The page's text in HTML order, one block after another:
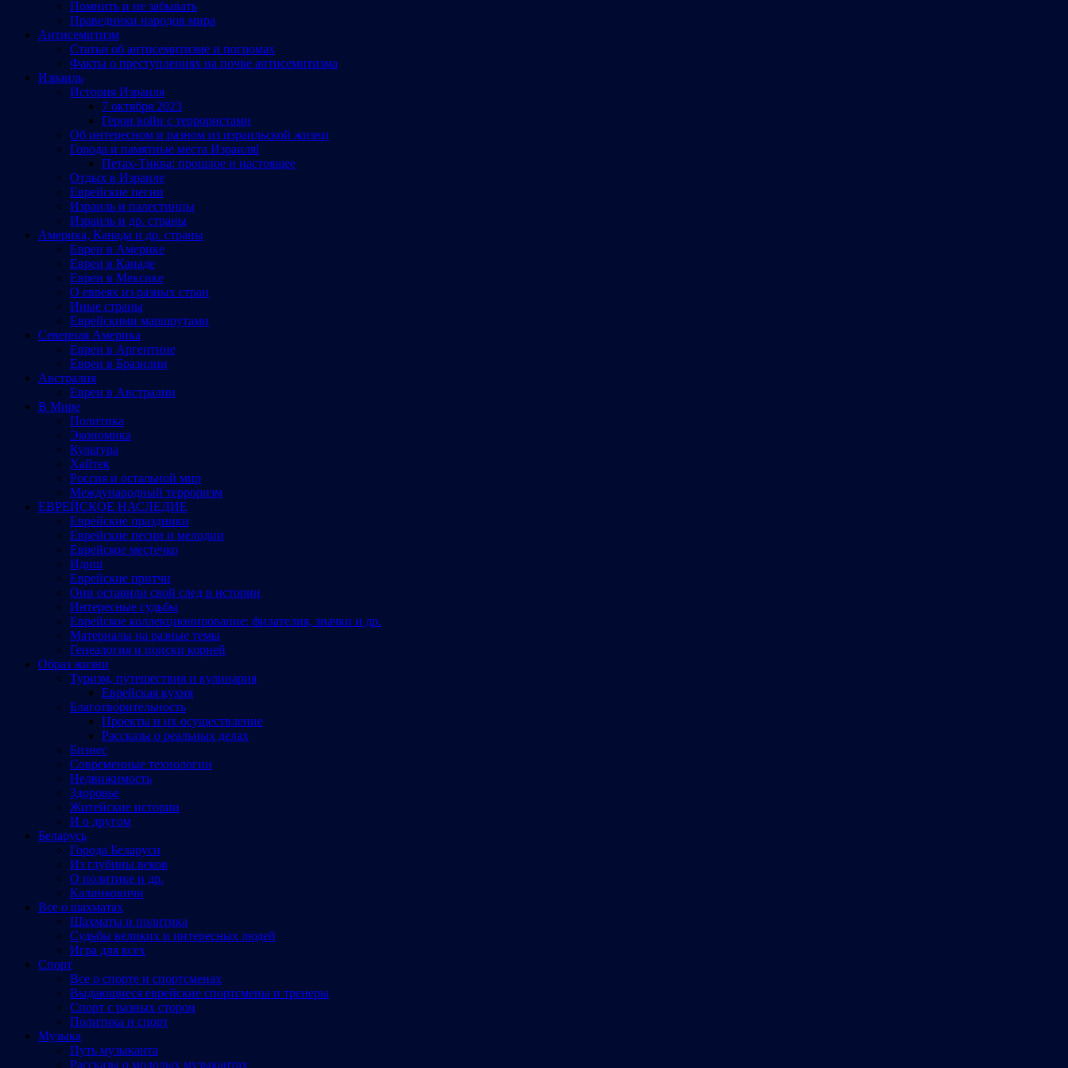
Помнить и не забывать
Праведники народов мира
Антисемитизм
Статьи об антисемитизме и погромах
Факты о преступлениях на почве антисемитизма
Израиль
История Израиля
7 октября 2023
Герои войн с террористами
Об интересном и разном из израильской жизни
Города и памятные места Израиляl
Петах-Тиква: прошлое и настоящее
Отдых в Израиле
Еврейские песни
Израиль и палестинцы
Израиль и др. страны
Америка, Канада и др. страны
Евреи в Америке
Евреи в Канаде
Евреи в Мексике
О евреях из разных стран
Иные страны
Еврейскими маршрутами
Северная Америка
Евреи в Аргентине
Евреи в Бразилии
Австралия
Евреи в Австралии
В Мире
Политика
Экономика
Культура
Хайтек
Россия и остальной мир
Международный терроризм
ЕВРЕЙСКОЕ НАСЛЕДИЕ
Еврейские праздники
Еврейские песни и мелодии
Еврейское местечко
Идиш
Еврейские притчи
Они оставили свой след в истории
Интересные судьбы
Еврейское коллекционирование: филателия, значки и др.
Материалы на разные темы
Генеалогия и поиски корней
Образ жизни
Туризм, путешествия и кулинария
Еврейская кухня
Благотворительность
Проекты и их осуществление
Рассказы о реальных делах
Бизнес
Современные технологии
Недвижимость
Здоровье
Житейские истории
И о другом
Беларусь
Города Беларуси
Из глубины веков
О политике и др.
Калинковичи
Все о шахматах
Шахматы и политика
Судьбы великих и интересных людей
Игра для всех
Спорт
Все о спорте и спортсменах
Выдающиеся еврейские спортсмены и тренеры
Спорт с разных сторон
Политика и спорт
Музыка
Путь музыканта
Рассказы о молодых музыкантах